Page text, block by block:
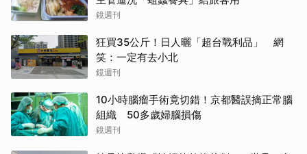
鏡週刊
狂買35公斤！日人曬「超台戰利品」 網
笑：一定有去小北
鏡週刊
10小時腦瘤手術竟切錯！京都醫誤摘正常腦
組織 50多歲婦腦損傷
鏡週刊